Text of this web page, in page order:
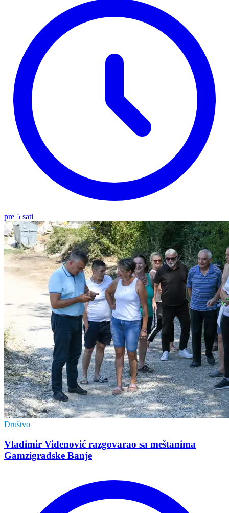
pre 5 sati
Društvo
Vladimir Vidеnović razgovarao sa mеštanima
Gamzigradskе Banjе